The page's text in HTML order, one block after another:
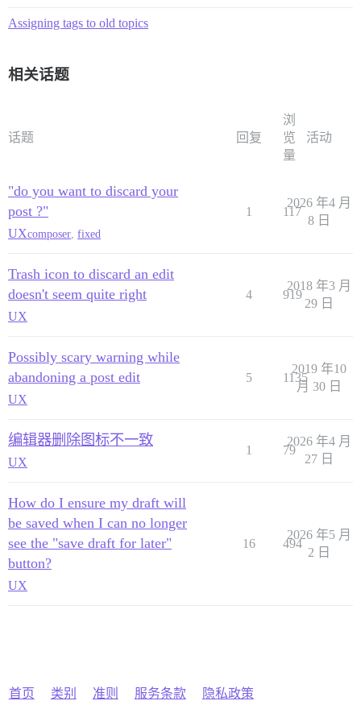
Assigning tags to old topics
相关话题
话题 回复
浏
览
量
活动
"do you want to discard your
post ?"
UXcomposer fixed
1 117
2026 年4 月
8 日
Trash icon to discard an edit
doesn't seem quite right
UX
4 919
2018 年3 月
29 日
Possibly scary warning while
abandoning a post edit
UX
5 1135
2019 年10
月 30 日
编辑器删除图标不一致
UX
1 79
2026 年4 月
27 日
How do I ensure my draft will
be saved when I can no longer
see the "save draft for later"
button?
UX
16 494
2026 年5 月
2 日
首页 类别 准则 服务条款 隐私政策